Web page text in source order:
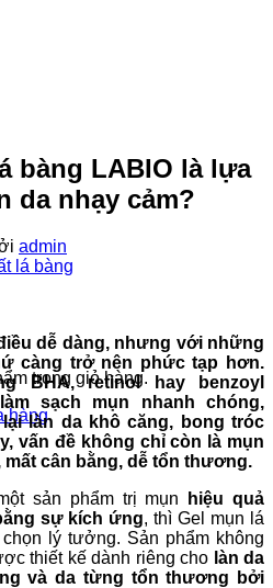
trong giỏ hàng.
hàng
bàng LABIO là lựa
da nhạy cảm?
admin
dễ dàng, nhưng với những
càng trở nên phức tạp hơn.
BHA, retinol hay benzoyl
sạch mụn nhanh chóng,
làn da khô căng, bong tróc
vấn đề không chỉ còn là mụn
mất cân bằng, dễ tổn thương.
sản phẩm trị mụn
hiệu quả
sự kích ứng, thì Gel mụn lá
lý tưởng. Sản phẩm không
thiết kế dành riêng cho làn da
và da từng tổn thương bởi